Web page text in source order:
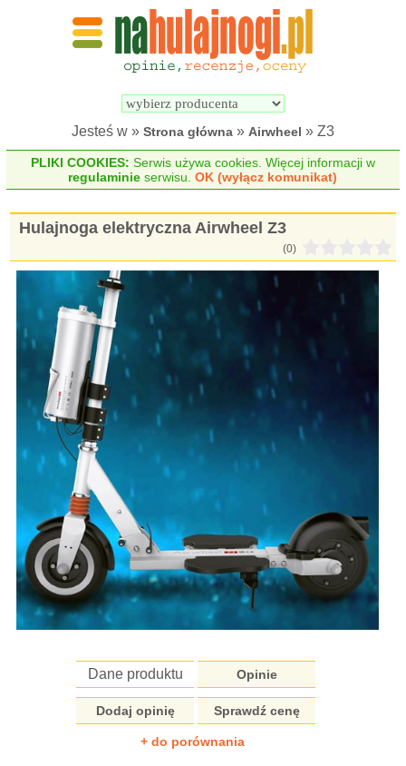
Wyszukiwarka
elektrycznych
Jesteś w » Strona główna » Airwheel » Z3
PLIKI COOKIES: Serwis używa cookies. Więcej informacji w
regulaminie serwisu.OK (wyłącz komunikat)
Hulajnoga elektryczna Airwheel Z3
(0)
Dane produktu Opinie
Dodaj opinię Sprawdź cenę
+ do porównania